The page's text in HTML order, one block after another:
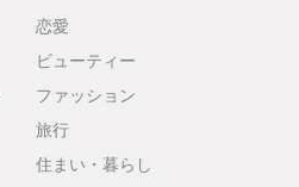
恋愛
ビューティー
ファッション
旅行
住まい・暮らし